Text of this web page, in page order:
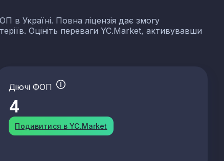
в Україні. Повна ліцензія дає змогу
Оцініть переваги YC.Market, активувавши
Діючі ФОП
4
Подивитися в YC.Market